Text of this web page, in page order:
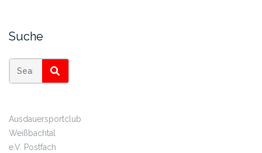
Suche
SEARCH
Ausdauersportclub
Weißbachtal
e.V. Postfach